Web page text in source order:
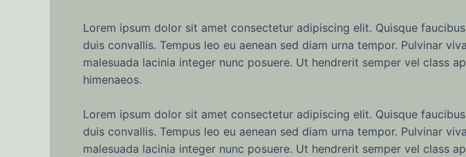
Lorem ipsum dolor sit amet consectetur adipiscing elit. Quisque
duis convallis. Tempus leo eu aenean sed diam urna tempor. Pulvinar
malesuada lacinia integer nunc posuere. Ut hendrerit semper vel
himenaeos.
Lorem ipsum dolor sit amet consectetur adipiscing elit. Quisque
duis convallis. Tempus leo eu aenean sed diam urna tempor. Pulvinar
malesuada lacinia integer nunc posuere. Ut hendrerit semper vel